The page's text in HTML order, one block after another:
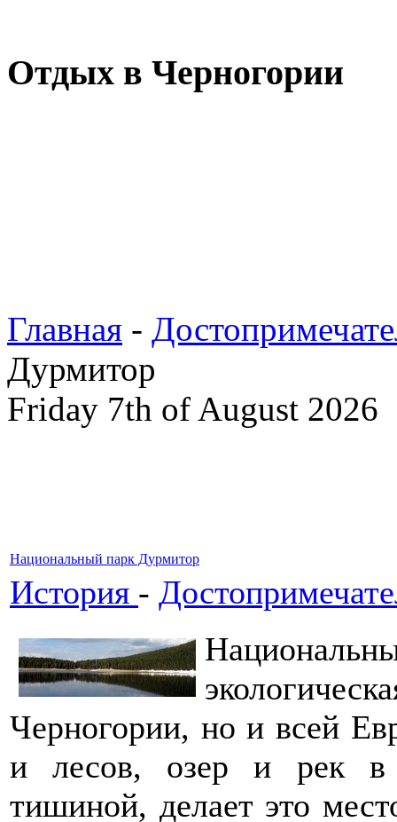
Отдых в Черногории
Главная -
Дурмитор
Friday 7th of August 2026
Национальный парк Дурмитор
История -
Черногории, но и всей
и лесов, озер и рек в
тишиной, делает это